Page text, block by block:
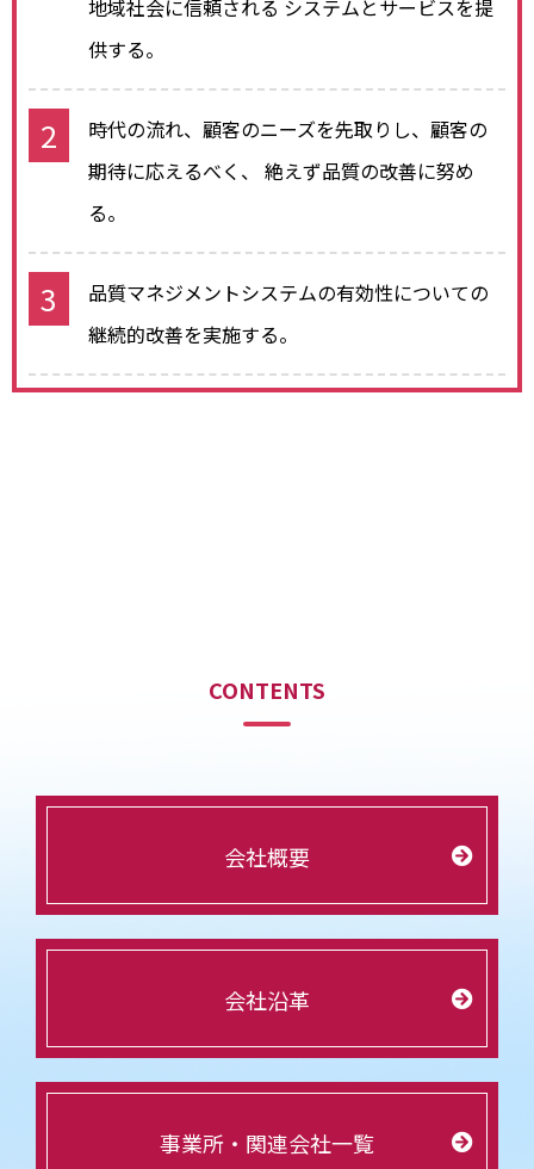
地域社会に信頼される システムとサービスを提
供する。
時代の流れ、顧客のニーズを先取りし、顧客の
期待に応えるべく、
絶えず品質の改善に努め
る。
品質マネジメントシステムの有効性についての
継続的改善を実施する。
CONTENTS
会社概要
会社沿革
事業所・関連会社一覧